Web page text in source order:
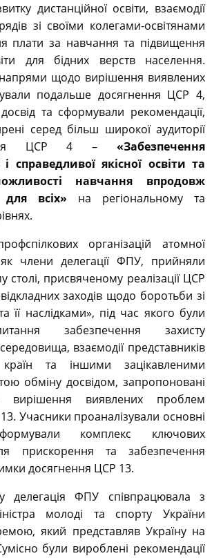
дистанційної освіти, взаємодії
зі своїми колегами-освітянами
плати за навчання та підвищення
для бідних верств населення.
щодо вирішення виявлених
подальше досягнення ЦСР 4,
та сформували рекомендації,
серед більш широкої аудиторії
ЦСР 4 – «Забезпечення
справедливої якісної освіти та
навчання впродовж
всіх» на регіональному та
організацій атомної
як члени делегації ФПУ, прийняли
столі, присвяченому реалізації ЦСР
заходів щодо боротьби зі
її наслідками», під час якого були
забезпечення захисту
взаємодії представників
та іншими зацікавленими
обміну досвідом, запропоновані
виявлених проблем
Учасники проаналізували основні
комплекс ключових
прискорення та забезпечення
досягнення ЦСР 13.
делегація ФПУ співпрацювала з
молоді та спорту України
який представляв Україну на
були вироблені рекомендації